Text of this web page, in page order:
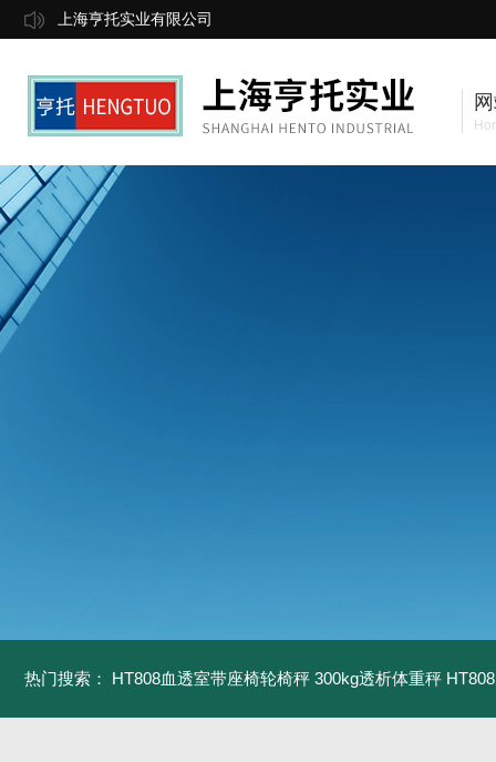
上海亨托实业有限公司
热门搜索： HT808血透室带座椅轮椅秤 300kg透析体重秤